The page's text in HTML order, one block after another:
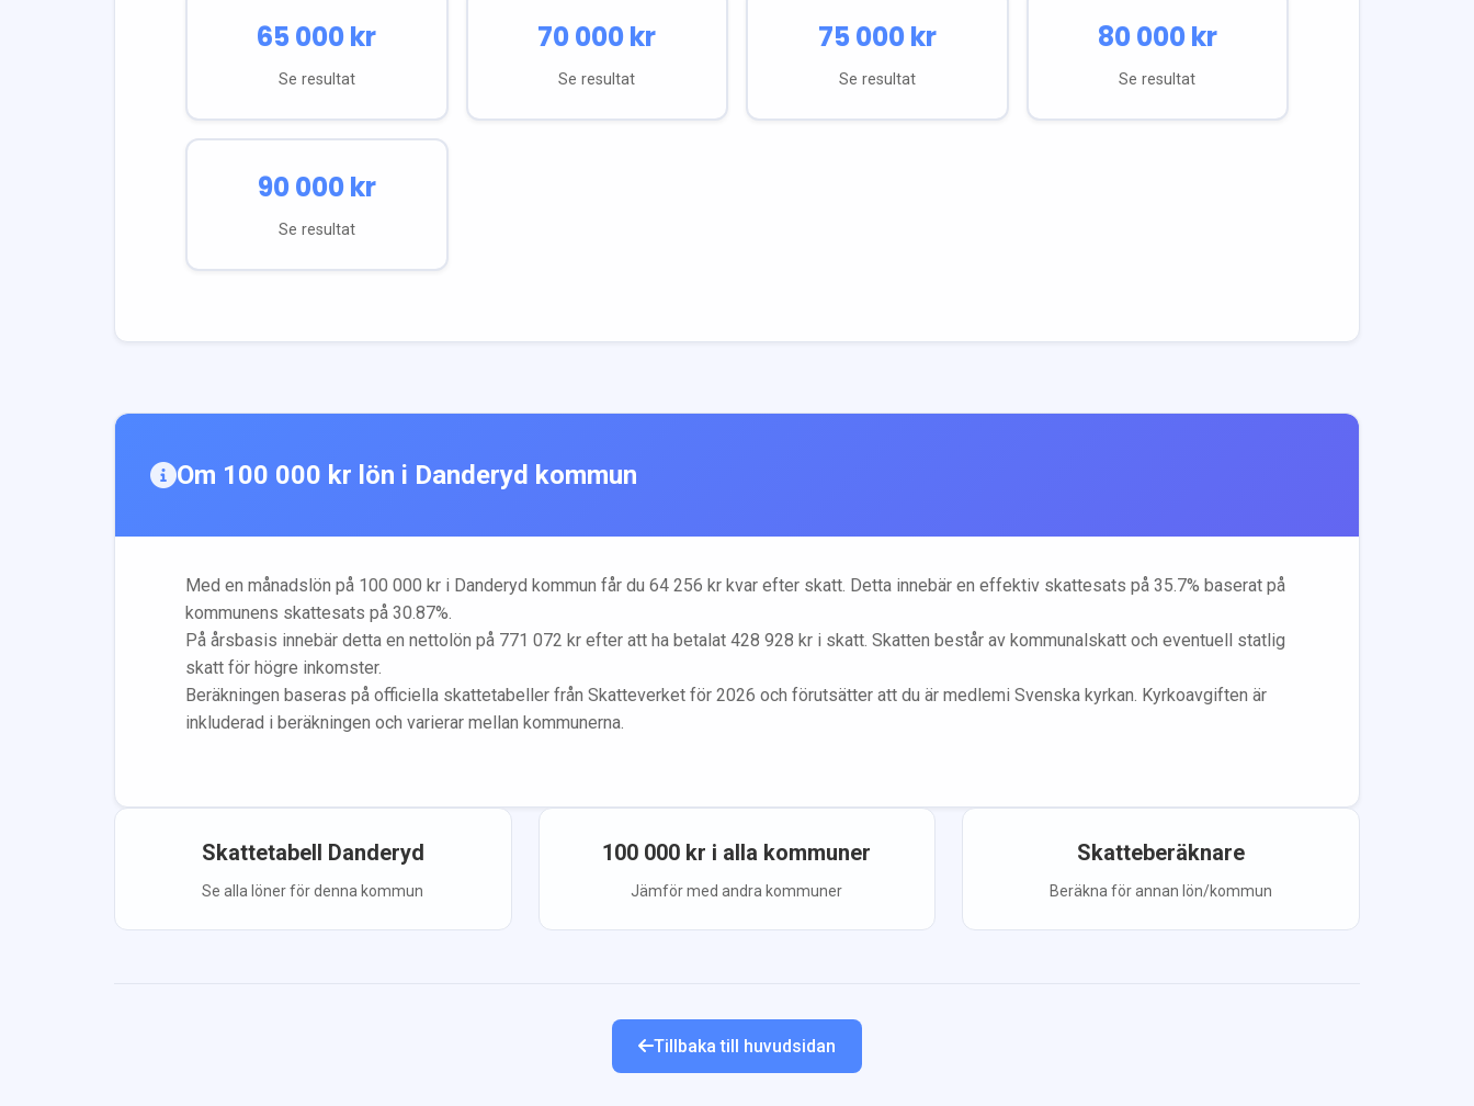
65 000kr
Se resultat
70 000kr
Se resultat
75 000kr
Se resultat
80 000kr
Se resultat
90 000kr
Se resultat
Om 100 000 kr lön i Danderyd kommun
Med en månadslön på 100 000 kr i Danderyd kommun får du 64 256 kr kvar efter skatt. Detta innebär en effektiv skattesats på 35.7% baserat på
kommunens skattesats på 30.87%.
På årsbasis innebär detta en nettolön på 771 072 kr efter att ha betalat 428 928 kr i skatt. Skatten består av kommunalskatt och eventuell statlig
skatt för högre inkomster.
Beräkningen baseras på officiella skattetabeller från Skatteverket för 2026 och förutsätter att du är medlemi Svenska kyrkan. Kyrkoavgiften är
inkluderad i beräkningen och varierar mellan kommunerna.
Skattetabell Danderyd
Se alla löner för denna kommun
100 000 kr i alla kommuner
Jämför med andra kommuner
Skatteberäknare
Beräkna för annan lön/kommun
Tillbaka till huvudsidan